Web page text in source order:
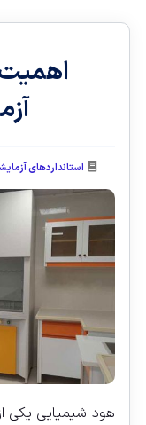
استانداردهای
هود شیمیایی یکی